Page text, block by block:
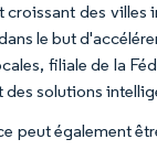
croissant des villes
le but
filiale de la
solutions
peut également